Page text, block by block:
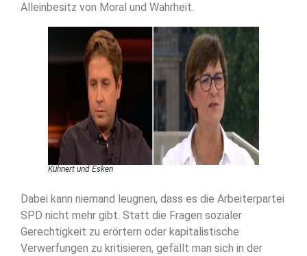
Alleinbesitz von Moral und Wahrheit.
Kühnert und Esken
Dabei kann niemand leugnen, dass es die Arbeiterpartei
SPD nicht mehr gibt. Statt die Fragen sozialer
Gerechtigkeit zu erörtern oder kapitalistische
Verwerfungen zu kritisieren, gefällt man sich in der